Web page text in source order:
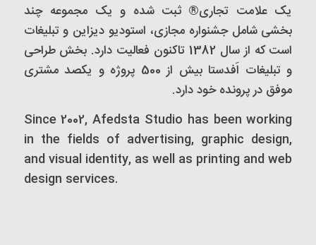
یک علامت تجاری® ثبت شده و یک مجموعه‌ چند
بخشی شامل جشنواره مجازی، استودیو دیزاین و تبلیغات
است که از سال 1382 تاکنون فعالیت دارد. بخش طراحی
و تبلیغات اَفدستا بیش از 500 پروژه و یکصد مشتری
موفق در پرونده خود دارد.
Since 2002, Afedsta Studio has been working
in the fields of advertising, graphic design,
and visual identity, as well as printing and web
design services.